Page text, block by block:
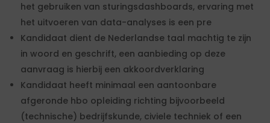
het gebruiken van sturingsdashboards, ervaring met
het uitvoeren van data-analyses is een pre
Kandidaat dient de Nederlandse taal machtig te zijn
in woord en geschrift, een aanbieding op deze
aanvraag is hierbij een akkoordverklaring
Kandidaat heeft minimaal een aantoonbare
afgeronde hbo opleiding richting bijvoorbeeld
(technische) bedrijfskunde, civiele techniek of een